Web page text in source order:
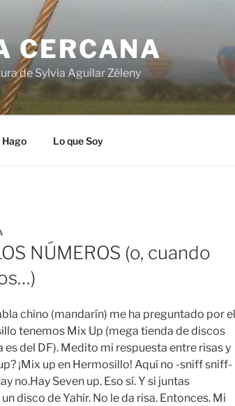
CERCANA
de Sylvia Aguilar Zéleny
Hago Lo que Soy
NÚMEROS (o, cuando
chino (mandarín) me ha preguntado por el
tenemos Mix Up (mega tienda de discos
del DF). Medito mi respuesta entre risas y
¡Mix up en Hermosillo! Aquí no -sniff sniff-
no.Hay Seven up. Eso sí. Y si juntas
disco de Yahir. No le da risa. Entonces. Mi